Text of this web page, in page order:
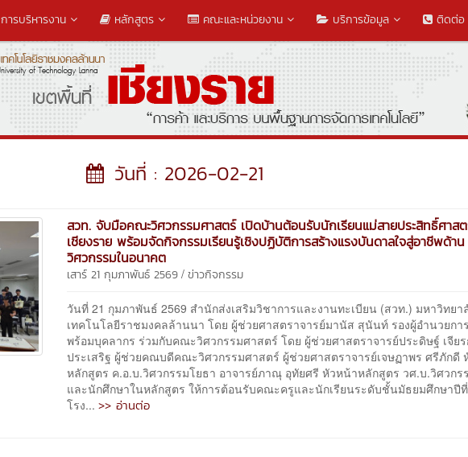
การบริหารงาน หลักสูตร คณะและหน่วยงาน บริการข้อมูล ติดต่อ
วันที่ : 2026-02-21
สวท. จับมือคณะวิศวกรรมศาสตร์ เปิดบ้านต้อนรับนักเรียนแม่สายประสิทธิ์ศาส
เชียงราย พร้อมจัดกิจกรรมเรียนรู้เชิงปฏิบัติการสร้างแรงบันดาลใจสู่อาชีพด้าน
วิศวกรรมในอนาคต
เสาร์ 21 กุมภาพันธ์ 2569 /ข่าวกิจกรรม
วันที่ 21 กุมภาพันธ์ 2569 สำนักส่งเสริมวิชาการและงานทะเบียน (สวท.) มหาวิทยา
เทคโนโลยีราชมงคลล้านนา โดย ผู้ช่วยศาสตราจารย์มานัส สุนันท์ รองผู้อำนวยกา
พร้อมบุคลากร ร่วมกับคณะวิศวกรรมศาสตร์ โดย ผู้ช่วยศาสตราจารย์ประดิษฐ์ เจีย
ประเสริฐ ผู้ช่วยคณบดีคณะวิศวกรรมศาสตร์ ผู้ช่วยศาสตราจารย์เจษฏาพร ศรีภักดี
หลักสูตร ค.อ.บ.วิศวกรรมโยธา อาจารย์ภาณุ อุทัยศรี หัวหน้าหลักสูตร วศ.บ.วิศวกร
และนักศึกษาในหลักสูตร ให้การต้อนรับคณะครูและนักเรียนระดับชั้นมัธยมศึกษาปี
โรง...>> อ่านต่อ